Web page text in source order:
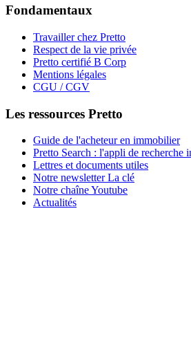
Fondamentaux
Travailler chez Pretto
Respect de la vie privée
Pretto certifié B Corp
Mentions légales
CGU / CGV
Les ressources Pretto
Guide de l'acheteur en immobilier
Pretto Search : l'appli de recherche
Lettres et documents utiles
Notre newsletter La clé
Notre chaîne Youtube
Actualités